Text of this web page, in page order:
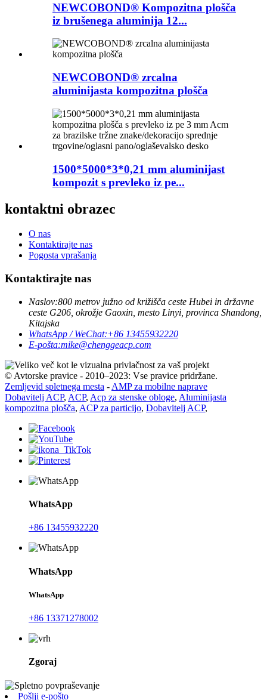
NEWCOBOND® Kompozitna plošča
iz brušenega aluminija 12...
NEWCOBOND® zrcalna
aluminijasta kompozitna plošča
1500*5000*3*0,21 mm aluminijast
kompozit s prevleko iz pe...
kontaktni obrazec
O nas
Kontaktirajte nas
Pogosta vprašanja
Kontaktirajte nas
Naslov:800 metrov južno od križišča ceste Hubei in državne
ceste G206, okrožje Gaoxin, mesto Linyi, provinca Shandong,
Kitajska
WhatsApp / WeChat:+86 13455932220
E-pošta:mike@chenggeacp.com
© Avtorske pravice - 2010–2023: Vse pravice pridržane.
Zemljevid spletnega mesta - AMP za mobilne naprave
Dobavitelj ACP, ACP, Acp za stenske obloge, Aluminijasta
kompozitna plošča, ACP za particijo, Dobavitelj ACP,
WhatsApp
+86 13455932220
WhatsApp
WhatsApp
+86 13371278002
Zgoraj
Pošlji e-pošto